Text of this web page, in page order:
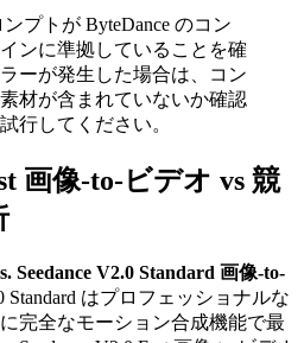
プトが ByteDance のコン
ンに準拠していることを確
ーが発生した場合は、コン
材が含まれていないか確認
行してください。
画像-to-ビデオ vs 競
Seedance V2.0 Standard 画像-to-
Standard はプロフェッショナルな
完全なモーション合成機能で最